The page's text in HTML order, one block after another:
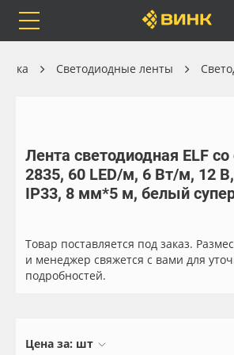
Каталог
Orafol
Бренды
Доставка
Весь каталог
Рулонные материалы
Самоклеящиеся плёнки
Листовые материалы
Светодиодные ленты
Лента светодиодная ELF
2835, 60 LED/м, 6 Вт/м, 12
IP33, 8 мм*5 м, белый
Товар поставляется под заказ.
и менеджер свяжется с вами для
подробностей.
Цена за: шт